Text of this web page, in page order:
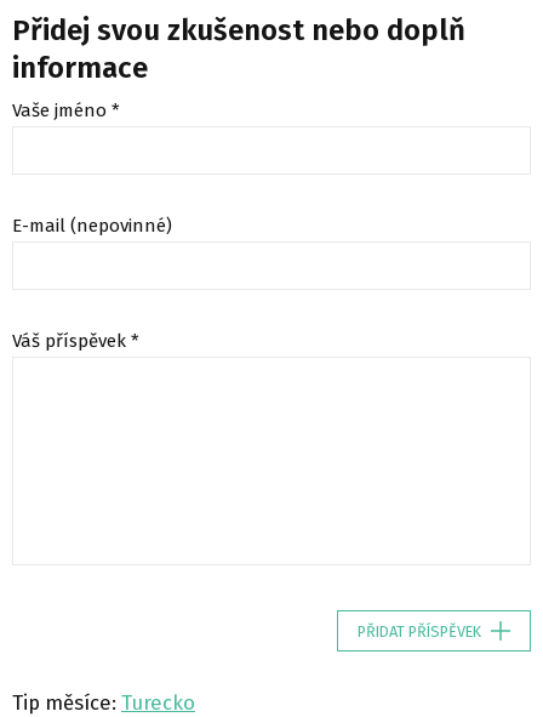
Přidej svou zkušenost nebo doplň
informace
Vaše jméno *
E-mail (nepovinné)
Váš příspěvek *
PŘIDAT PŘÍSPĚVEK
Tip měsíce: Turecko